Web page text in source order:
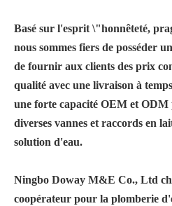
Basé sur l'esprit \"honnêteté,
nous sommes fiers de posséder
de fournir aux clients des prix
qualité avec une livraison à
une forte capacité OEM et
diverses vannes et raccords en
solution d'eau.
Ningbo Doway M&E Co., Ltd
coopérateur pour la plomberie